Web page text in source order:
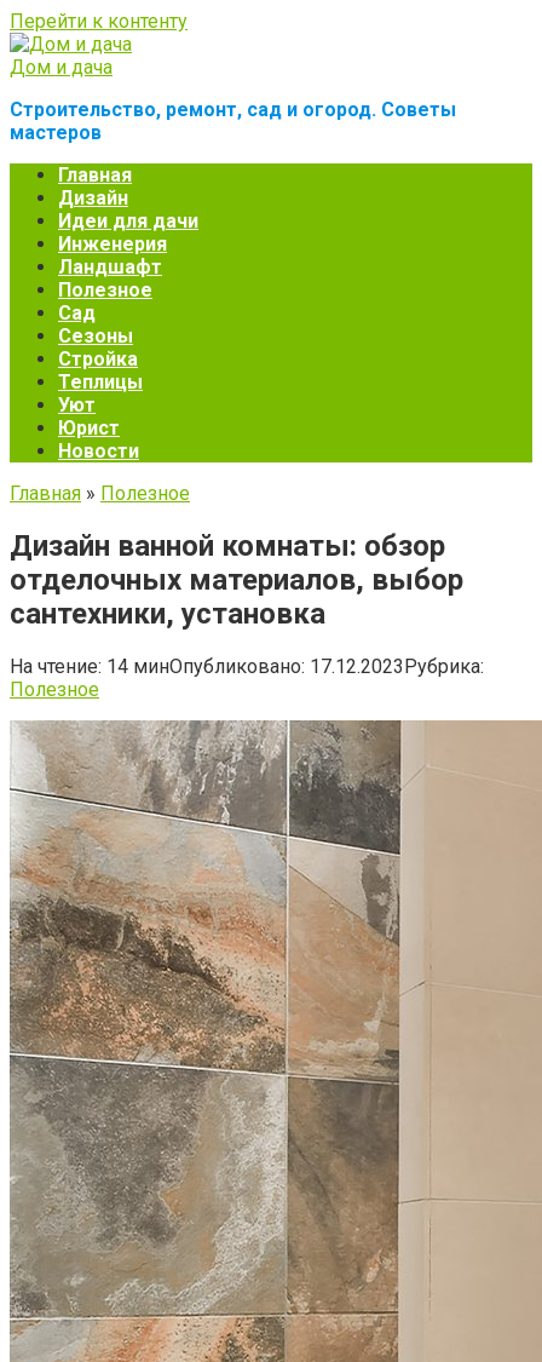
Перейти к контенту
Дом и дача
Строительство, ремонт, сад и огород. Советы
мастеров
Главная
Дизайн
Идеи для дачи
Инженерия
Ландшафт
Полезное
Сад
Сезоны
Стройка
Теплицы
Уют
Юрист
Новости
Главная » Полезное
Дизайн ванной комнаты: обзор
отделочных материалов, выбор
сантехники, установка
На чтение: 14 минОпубликовано: 17.12.2023Рубрика:
Полезное